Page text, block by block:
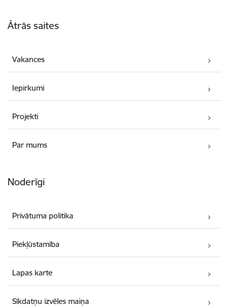
Ātrās saites
Vakances
Iepirkumi
Projekti
Par mums
Noderīgi
Privātuma politika
Piekļūstamība
Lapas karte
Sīkdatņu izvēles maiņa